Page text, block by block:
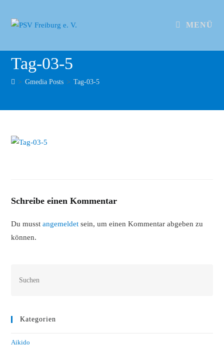
MENÜ
Tag-03-5
> Gmedia Posts > Tag-03-5
Schreibe einen Kommentar
Du musstangemeldet sein, um einen Kommentar abgeben zu
können.
Kategorien
Aikido